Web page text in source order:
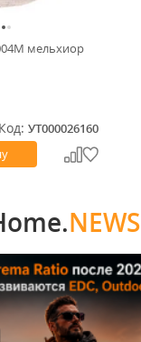
мельхиор
Код: УТ000026160
NEWS